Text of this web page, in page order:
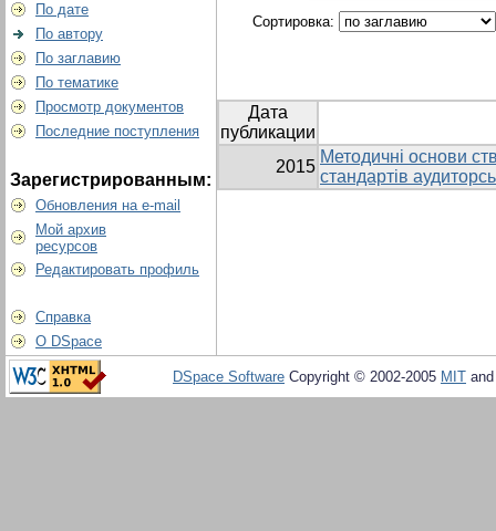
По дате
По автору
По заглавию
По тематике
Просмотр документов
Последние поступления
Зарегистрированным:
Обновления на e-mail
Мой архив
ресурсов
Редактировать профиль
Справка
О DSpace
Сортировка:
Дата
публикации
2015
Методичні основи
стандартів
DSpace Software Copyright © 2002-2005 MIT